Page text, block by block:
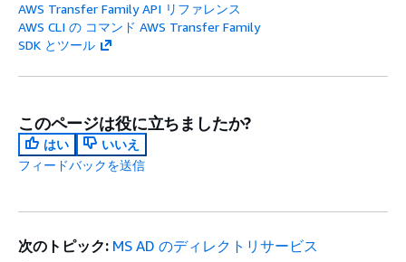
AWS Transfer Family API リファレンス
AWS CLI の コマンド AWS Transfer Family
SDK とツール
このページは役に立ちましたか?
はい
いいえ
フィードバックを送信
次のトピック: MS AD のディレクトリサービス